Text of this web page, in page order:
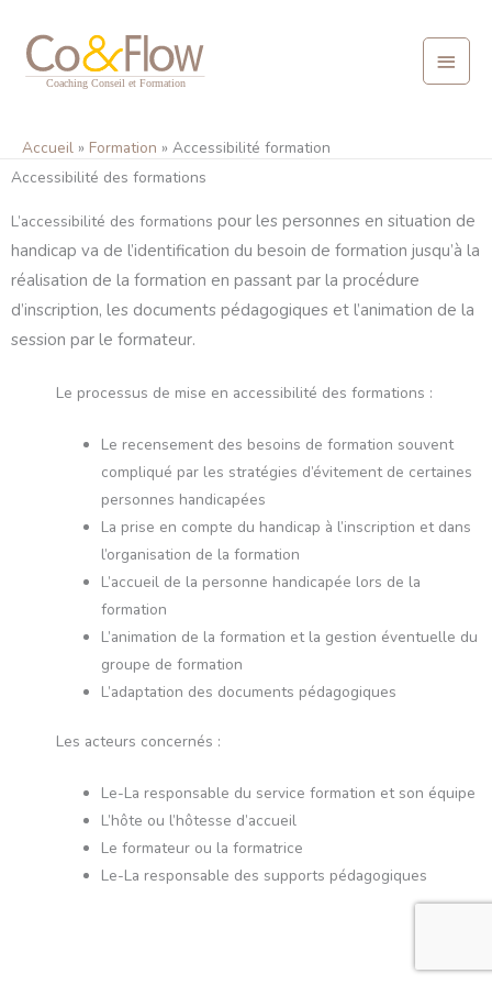
contenu
Menu
Accueil Formation
Accessibilité formation
Accessibilité des formations
L’accessibilité des formations pour les personnes en situation de
handicap va de l’identification du besoin de formation jusqu’à la
réalisation de la formation en passant par la procédure
d’inscription, les documents pédagogiques et l’animation de la
session par le formateur.
Le processus de mise en accessibilité des formations :
Le recensement des besoins de formation souvent
compliqué par les stratégies d’évitement de certaines
personnes handicapées
La prise en compte du handicap à l’inscription et dans
l’organisation de la formation
L’accueil de la personne handicapée lors de la
formation
L’animation de la formation et la gestion éventuelle du
groupe de formation
L’adaptation des documents pédagogiques
Les acteurs concernés :
Le-La responsable du service formation et son équipe
L’hôte ou l’hôtesse d’accueil
Le formateur ou la formatrice
Le-La responsable des supports pédagogiques